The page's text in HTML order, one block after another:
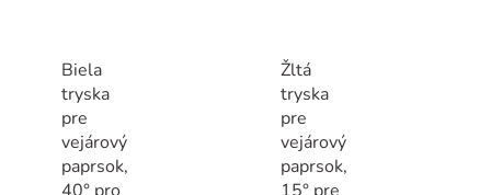
Biela
tryska
pre
vejárový
paprsok,
Žltá
tryska
pre
vejárový
paprsok,